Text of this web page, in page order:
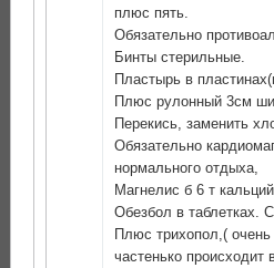
плюс пять.
Обязательно
Бинты стерильные.
Пластырь в
Плюс рулонный 3см
Перекись, заменить
Обязательно
нормального отдыха,
Магнелис б 6 т
Обезбол в таблетках.
Плюс трихопол,(
частенько